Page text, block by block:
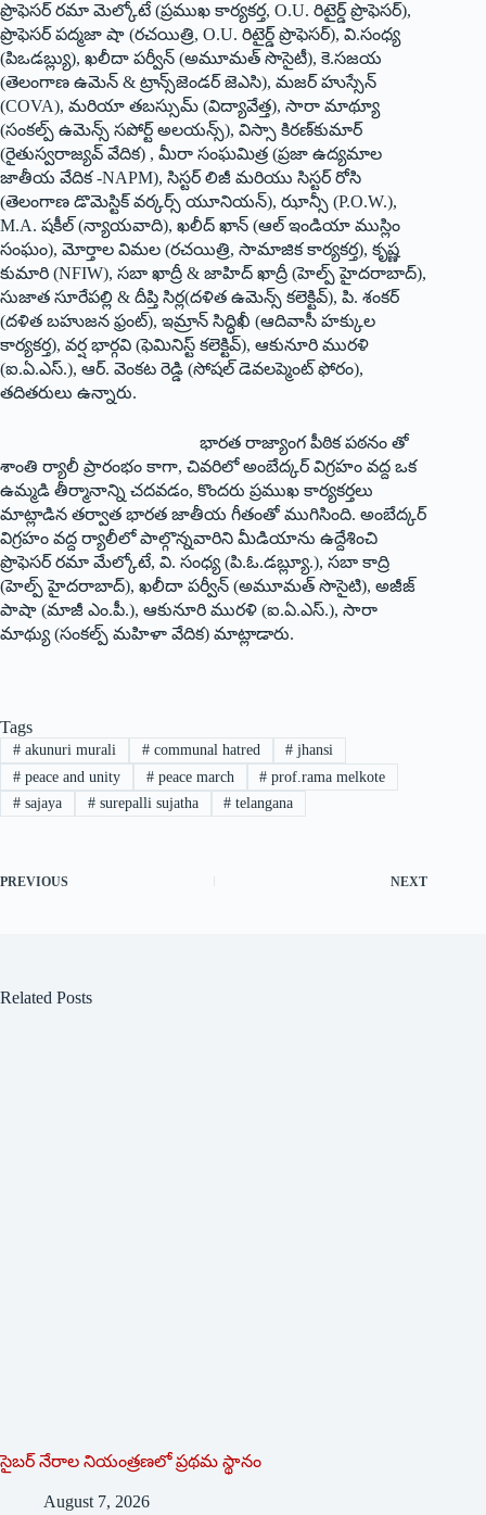
ప్రొఫెసర్ రమా మెల్కోటే (ప్రముఖ కార్యకర్త, O.U. రిటైర్డ్ ప్రొఫెసర్),
ప్రొఫెసర్ పద్మజా షా (రచయిత్రి, O.U. రిటైర్డ్ ప్రొఫెసర్), వి.సంధ్య
(పిఒడబ్ల్యు), ఖలీదా పర్వీన్ (అమూమత్ సొసైటీ), కె.సజయ
(తెలంగాణ ఉమెన్ & ట్రాన్స్‌జెండర్ జెఎసి), మజర్ హుస్సేన్
(COVA), మరియా తబస్సుమ్ (విద్యావేత్త), సారా మాథ్యూ
(సంకల్ప్ ఉమెన్స్ సపోర్ట్ అలయన్స్), విస్సా కిరణ్‌కుమార్
(రైతుస్వరాజ్యవ్ వేదిక) , మీరా సంఘమిత్ర (ప్రజా ఉద్యమాల
జాతీయ వేదిక -NAPM), సిస్టర్ లిజీ మరియు సిస్టర్ రోసి
(తెలంగాణ డొమెస్టిక్ వర్కర్స్ యూనియన్), ఝాన్సీ (P.O.W.),
M.A. షకీల్ (న్యాయవాది), ఖలీద్ ఖాన్ (ఆల్ ఇండియా ముస్లిం
సంఘం), మోర్తాల విమల (రచయిత్రి, సామాజిక కార్యకర్త), కృష్ణ
కుమారి (NFIW), సబా ఖాద్రీ & జాహిద్ ఖాద్రీ (హెల్ప్ హైదరాబాద్),
సుజాత సూరేపల్లి & దీప్తి సిర్ల(దళిత ఉమెన్స్ కలెక్టివ్), పి. శంకర్
(దళిత బహుజన ఫ్రంట్), ఇమ్రాన్ సిద్ధిఖీ (ఆదివాసీ హక్కుల
కార్యకర్త), వర్ష భార్గవి (ఫెమినిస్ట్ కలెక్టివ్), ఆకునూరి మురళి
(ఐ.ఏ.ఎస్.), ఆర్. వెంకట రెడ్డి (సోషల్ డెవలప్మెంట్ ఫోరం),
తదితరులు ఉన్నారు.
భారత రాజ్యాంగ పీఠిక పఠనం తో
శాంతి ర్యాలీ ప్రారంభం కాగా, చివరిలో అంబేద్కర్ విగ్రహం వద్ద ఒక
ఉమ్మడి తీర్మానాన్ని చదవడం, కొందరు ప్రముఖ కార్యకర్తలు
మాట్లాడిన తర్వాత భారత జాతీయ గీతంతో ముగిసింది. అంబేద్కర్
విగ్రహం వద్ద ర్యాలీలో పాల్గొన్నవారిని మీడియాను ఉద్దేశించి
ప్రొఫెసర్ రమా మేల్కోటే, వి. సంధ్య (పి.ఓ.డబ్ల్యూ.), సబా కాద్రి
(హెల్ప్ హైదరాబాద్), ఖలీదా పర్వీన్ (అమూమత్ సొసైటి), అజీజ్
పాషా (మాజీ ఎం.పీ.), ఆకునూరి మురళి (ఐ.ఏ.ఎస్.), సారా
మాథ్యు (సంకల్ప్ మహిళా వేదిక) మాట్లాడారు.
Tags
#akunuri murali #communal hatred # jhansi
#peace and unity #peace march # prof.rama melkote
#sajaya #surepalli sujatha # telangana
PREVIOUS NEXT
Related Posts
సైబర్ నేరాల నియంత్రణలో ప్రథమ స్థానం
August 7, 2026